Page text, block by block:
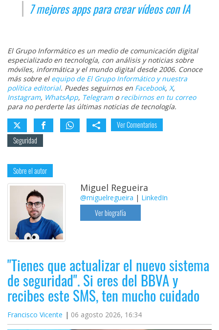
7 mejores apps para crear vídeos con IA
El Grupo Informático es un medio de comunicación digital
especializado en tecnología, con análisis y noticias sobre
móviles, informática y el mundo digital desde 2006. Conoce
más sobre el equipo de El Grupo Informático y nuestra
política editorial. Puedes seguirnos en Facebook, X,
Instagram, WhatsApp, Telegramo recibirnos en tu correo
para no perderte las últimas noticias de tecnología.
Ver Comentarios
Seguridad
Sobre el autor
Miguel Regueira
@miguelregueira | LinkedIn
Ver biografía
"Tienes que actualizar el nuevo sistema
de seguridad". Si eres del BBVA y
recibes este SMS, ten mucho cuidado
Francisco Vicente 06 agosto 2026, 16:34